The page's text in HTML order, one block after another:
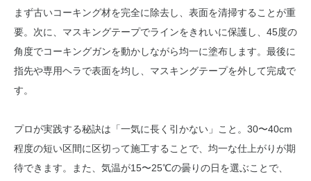
まず古いコーキング材を完全に除去し、表面を清掃することが重
要。次に、マスキングテープでラインをきれいに保護し、45度の
角度でコーキングガンを動かしながら均一に塗布します。最後に
指先や専用ヘラで表面を均し、マスキングテープを外して完成で
す。
プロが実践する秘訣は「一気に長く引かない」こと。30〜40cm
程度の短い区間に区切って施工することで、均一な仕上がりが期
待できます。また、気温が15〜25℃の曇りの日を選ぶことで、